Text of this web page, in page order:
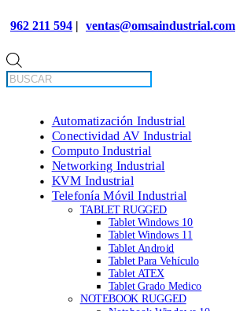
962 211 594 | ventas@omsaindustrial.com
de
productos
Automatización Industrial
Conectividad AV Industrial
Computo Industrial
Networking Industrial
KVM Industrial
Telefonía Móvil Industrial
TABLET RUGGED
Tablet Windows 10
Tablet Windows 11
Tablet Android
Tablet Para Vehículo
Tablet ATEX
Tablet Grado Medico
NOTEBOOK RUGGED